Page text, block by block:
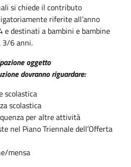
si chiede il contributo
riferite all’anno
destinati a bambini e bambine
3/6 anni.
oggetto
dovranno riguardare:
scolastica
scolastica
per altre attività
nel Piano Triennale dell’Offerta
mensa